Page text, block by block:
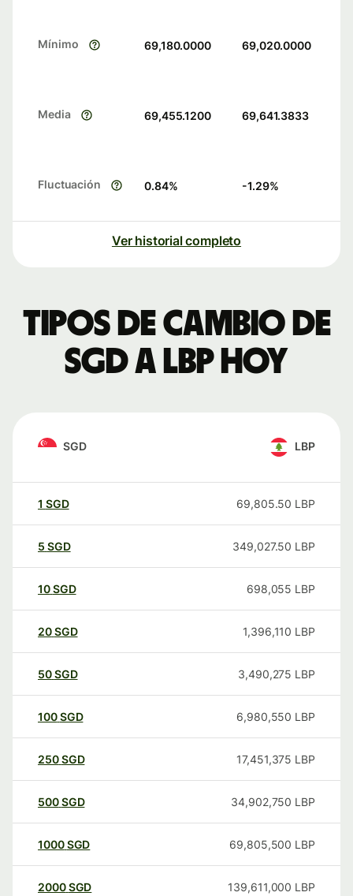
Mínimo 69,180.0000 69,020.0000
Media 69,455.1200 69,641.3833
Fluctuación 0.84% -1.29%
Ver historial completo
Tipos de cambio de
SGD a LBP hoy
SGD LBP
1 SGD 69,805.50 LBP
5 SGD 349,027.50 LBP
10SGD 698,055 LBP
20SGD 1,396,110 LBP
50SGD 3,490,275 LBP
100SGD 6,980,550 LBP
250SGD 17,451,375 LBP
500SGD 34,902,750 LBP
1000SGD 69,805,500 LBP
2000SGD 139,611,000 LBP